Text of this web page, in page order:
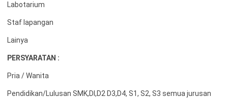
Labotarium
Staf lapangan
Lainya
PERSYARATAN :
Pria / Wanita
Pendidikan/Lulusan SMK,DI,D2 D3,D4, S1, S2, S3 semua jurusan